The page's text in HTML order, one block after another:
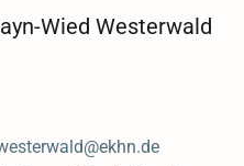
Wied Westerwald